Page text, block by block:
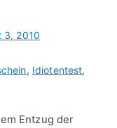
3, 2010
, Idiotentest,
Entzug der